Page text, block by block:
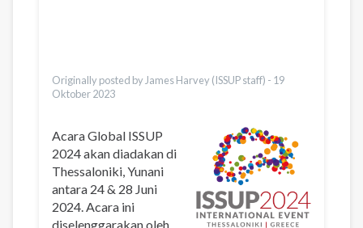
Originally posted by James Harvey (ISSUP staff) - 19
Oktober 2023
Acara Global ISSUP
2024 akan diadakan di
Thessaloniki, Yunani
antara 24 & 28 Juni
2024. Acara ini
diselenggarakan oleh